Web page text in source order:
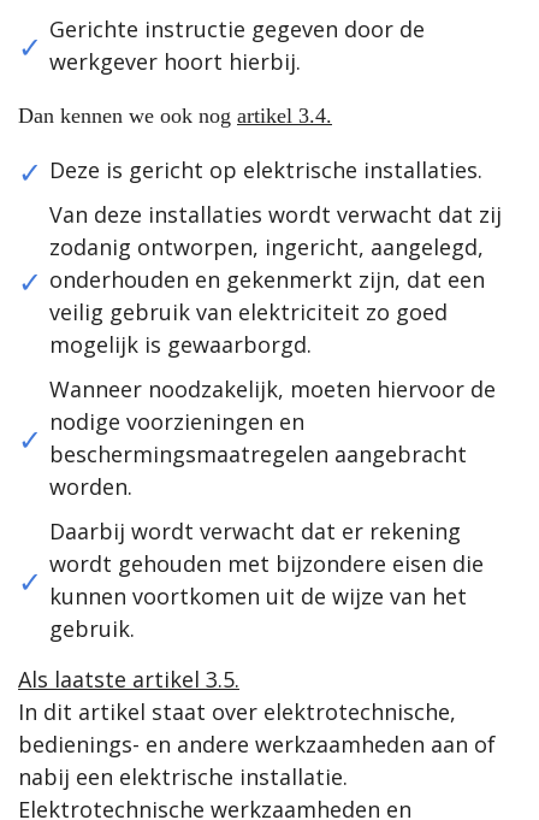
Gerichte instructie gegeven door de
werkgever hoort hierbij.
Dan kennen we ook nog artikel 3.4.
Deze is gericht op elektrische installaties.
Van deze installaties wordt verwacht dat zij
zodanig ontworpen, ingericht, aangelegd,
onderhouden en gekenmerkt zijn, dat een
veilig gebruik van elektriciteit zo goed
mogelijk is gewaarborgd.
Wanneer noodzakelijk, moeten hiervoor de
nodige voorzieningen en
beschermingsmaatregelen aangebracht
worden.
Daarbij wordt verwacht dat er rekening
wordt gehouden met bijzondere eisen die
kunnen voortkomen uit de wijze van het
gebruik.
Als laatste artikel 3.5.
In dit artikel staat over elektrotechnische,
bedienings- en andere werkzaamheden aan of
nabij een elektrische installatie.
Elektrotechnische werkzaamheden en